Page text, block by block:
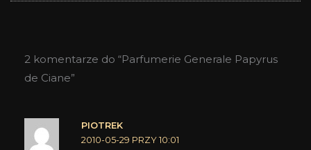
2 komentarze do “Parfumerie Generale Papyrus
de Ciane”
PIOTREK
2010-05-29 PRZY 10:01